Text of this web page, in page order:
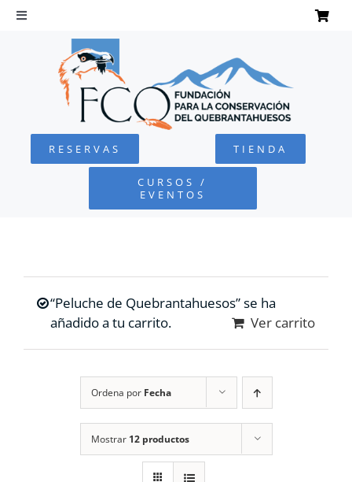
Saltar
Toggle
Navigation
QUEBRANTAHUESOS
FUNDACIÓN
COLABORA
RESERVAS TIENDA
CURSOS /
EVENTOS
“Peluche de Quebrantahuesos” se ha
añadido a tu carrito.
Ver carrito
Ordena por Fecha
Mostrar 12 productos